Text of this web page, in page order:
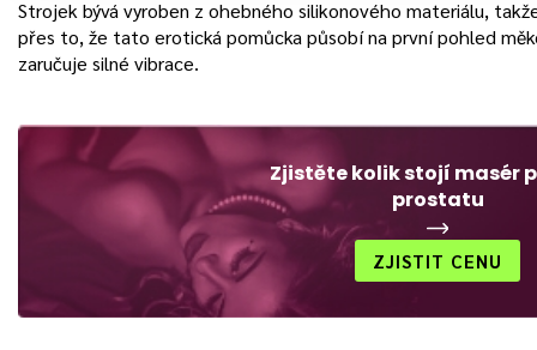
Strojek bývá vyroben z ohebného silikonového materiálu,
přes to, že tato erotická pomůcka působí na první pohled
zaručuje silné vibrace.
Zjistěte kolik stojí masér
prostatu
ZJISTIT CENU